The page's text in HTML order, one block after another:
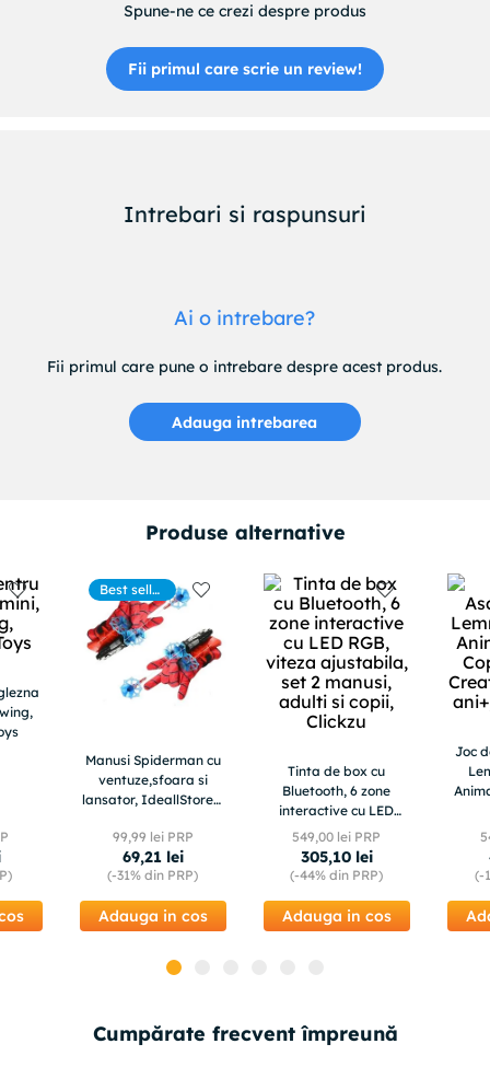
Spune-ne ce crezi despre produs
Fii primul care scrie un review!
Intrebari si raspunsuri
Ai o intrebare?
Fii primul care pune o intrebare despre acest produs.
Adauga intrebarea
Produse alternative
Best seller
s
Manusi Spiderman cu
ventuze,sfoara si
lansator, IdeallStore®,
99,99 lei PRP
69,21 lei
(-31% din PRP)
Adauga in cos
Tinta de box cu
Bluetooth, 6 zone
interactive cu LED
RGB, viteza ajustabila,
set 2 manusi, adulti si
copii, Clickzu
549,00 lei PRP
305,10 lei
(-44% din PRP)
Adauga in cos
Joc
(-
Cumpărate frecvent împreună